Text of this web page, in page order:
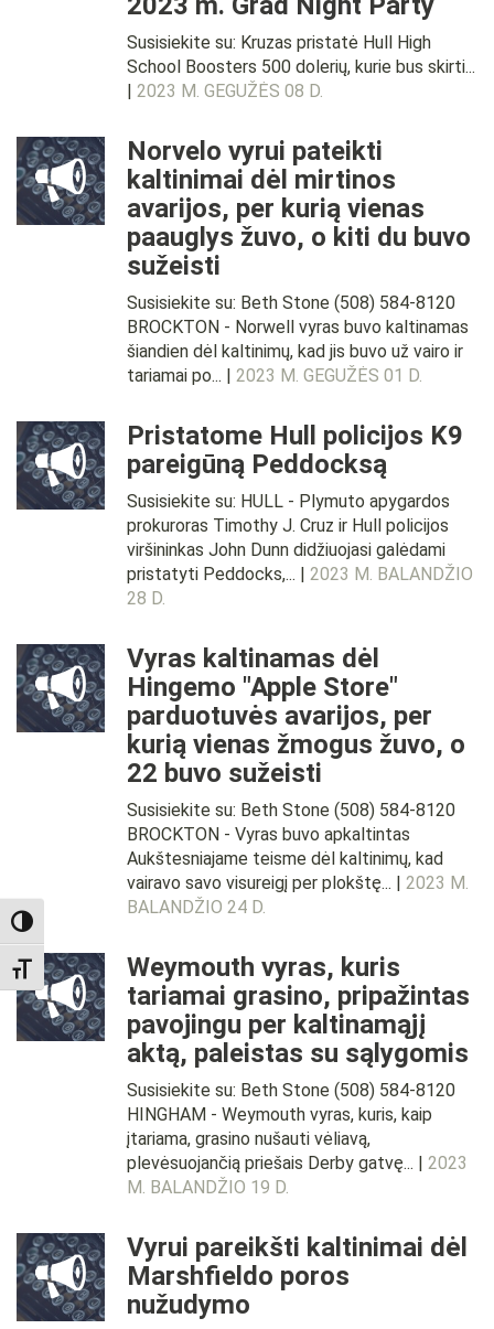
TOGGLE HIGH CONTRAST
TOGGLE FONT SIZE
Susisiekite su: Kruzas pristatė Hull High
School Boosters 500 dolerių, kurie bus skirti...
| 2023 M. GEGUŽĖS 08 D.
Norvelo vyrui pateikti
kaltinimai dėl mirtinos
avarijos, per kurią vienas
paauglys žuvo, o kiti du buvo
sužeisti
Susisiekite su: Beth Stone (508) 584-8120
BROCKTON - Norwell vyras buvo kaltinamas
šiandien dėl kaltinimų, kad jis buvo už vairo ir
tariamai po... | 2023 M. GEGUŽĖS 01 D.
Pristatome Hull policijos K9
pareigūną Peddocksą
Susisiekite su: HULL - Plymuto apygardos
prokuroras Timothy J. Cruz ir Hull policijos
viršininkas John Dunn didžiuojasi galėdami
pristatyti Peddocks,... | 2023 M. BALANDŽIO
28 D.
Vyras kaltinamas dėl
Hingemo "Apple Store"
parduotuvės avarijos, per
kurią vienas žmogus žuvo, o
22 buvo sužeisti
Susisiekite su: Beth Stone (508) 584-8120
BROCKTON - Vyras buvo apkaltintas
Aukštesniajame teisme dėl kaltinimų, kad
vairavo savo visureigį per plokštę... | 2023 M.
BALANDŽIO 24 D.
Weymouth vyras, kuris
tariamai grasino, pripažintas
pavojingu per kaltinamąjį
aktą, paleistas su sąlygomis
Susisiekite su: Beth Stone (508) 584-8120
HINGHAM - Weymouth vyras, kuris, kaip
įtariama, grasino nušauti vėliavą,
plevėsuojančią priešais Derby gatvę... | 2023
M. BALANDŽIO 19 D.
Vyrui pareikšti kaltinimai dėl
Marshfieldo poros
nužudymo